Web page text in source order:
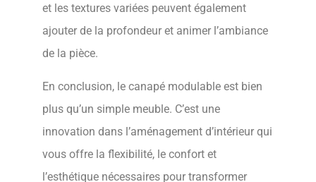
et les textures variées peuvent également
ajouter de la profondeur et animer l’ambiance
de la pièce.
En conclusion, le canapé modulable est bien
plus qu’un simple meuble. C’est une
innovation dans l’aménagement d’intérieur qui
vous offre la flexibilité, le confort et
l’esthétique nécessaires pour transformer